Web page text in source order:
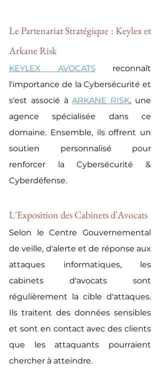
Le Partenariat Stratégique : Keylex et
Arkane Risk
KEYLEX AVOCATS reconnaît
l'importance de la Cybersécurité et
s'est associé à ARKANE RISK, une
agence spécialisée dans ce
domaine. Ensemble, ils offrent un
soutien personnalisé pour
renforcer la Cybersécurité &
Cyberdéfense.
L'Exposition des Cabinets d'Avocats
Selon le Centre Gouvernemental
de veille, d'alerte et de réponse aux
attaques informatiques, les
cabinets d'avocats sont
régulièrement la cible d'attaques.
Ils traitent des données sensibles
et sont en contact avec des clients
que les attaquants pourraient
chercher à atteindre.